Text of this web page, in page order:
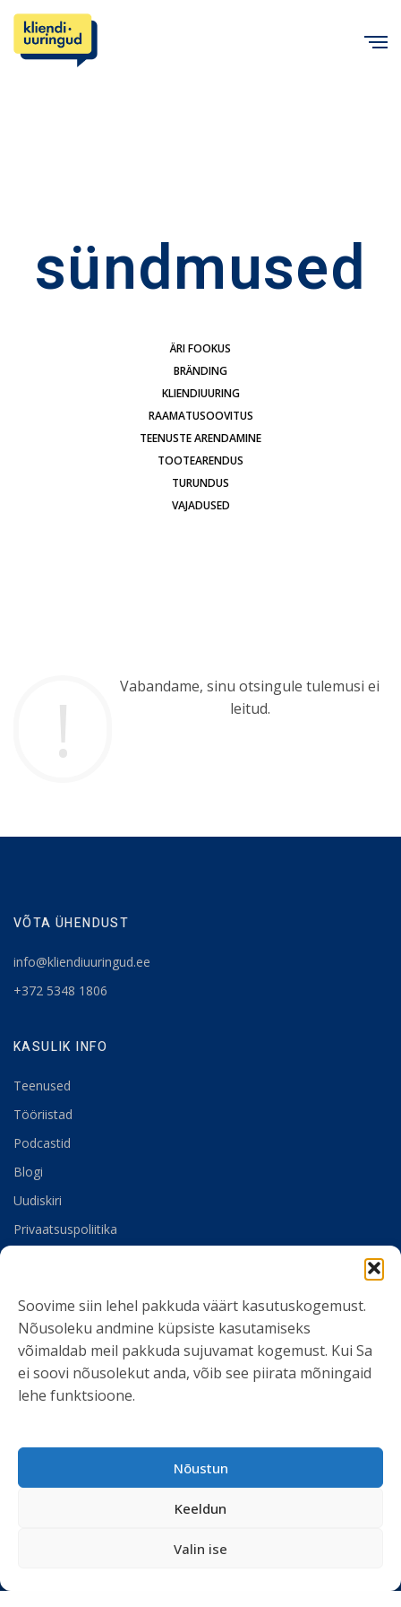
Soovime siin lehel pakkuda väärt kasutuskogemust.
Nõusoleku andmine küpsiste kasutamiseks
võimaldab meil pakkuda sujuvamat kogemust. Kui Sa
ei soovi nõusolekut anda, võib see piirata mõningaid
lehe funktsioone.
Nõustun
Keeldun
Valin ise
sündmused
ÄRI FOOKUS
BRÄNDING
KLIENDIUURING
RAAMATUSOOVITUS
TEENUSTE ARENDAMINE
TOOTEARENDUS
TURUNDUS
VAJADUSED
Vabandame, sinu otsingule tulemusi ei
leitud.
VÕTA ÜHENDUST
info@kliendiuuringud.ee
+372 5348 1806
KASULIK INFO
Teenused
Tööriistad
Podcastid
Blogi
Uudiskiri
Privaatsuspoliitika
SOTSIAALMEEDIA
Ole kursis meie tegemistega. Peame kinni